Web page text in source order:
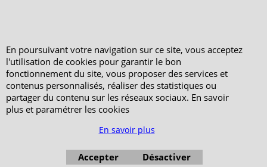
En poursuivant votre navigation sur ce site, vous acceptez
l'utilisation de cookies pour garantir le bon
fonctionnement du site, vous proposer des services et
contenus personnalisés, réaliser des statistiques ou
partager du contenu sur les réseaux sociaux. En savoir
plus et paramétrer les cookies
En savoir plus
Accepter Désactiver